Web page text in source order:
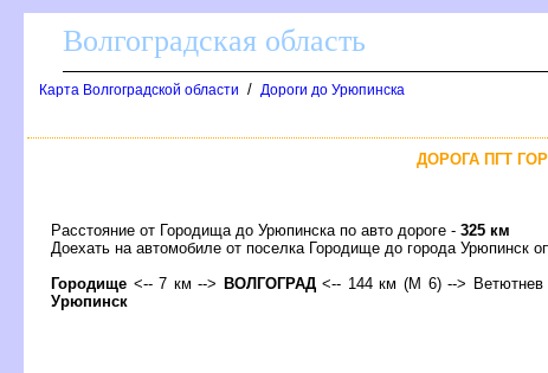
олгоградская область
Карта Волгоградской области / Дороги до Урюпинска
ДОРОГА ПГТ
Расстояние от Городища до Урюпинска по авто дороге - 325 км
Доехать на автомобиле от поселка Городище до города Урюпинск
Городище <-- 7 км --> ОЛГОГРАД<-- 144 км (М 6) --> Ветютнев
Урюпинск